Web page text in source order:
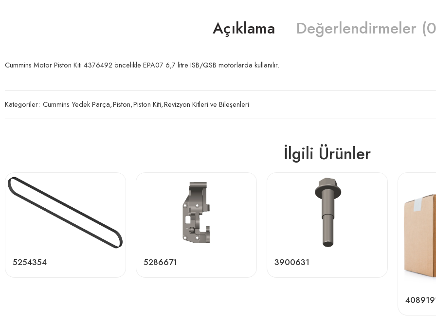
Açıklama Değerlendirmeler
Cummins Motor Piston Kiti 4376492 öncelikle EPA07 6,7 litre ISB/QSB motorlarda kullanılır.
Kategoriler: Cummins Yedek Parça,Piston,Piston Kiti,Revizyon Kitleri ve Bileşenleri
İlgili Ürünler
5254354 5286671 3900631